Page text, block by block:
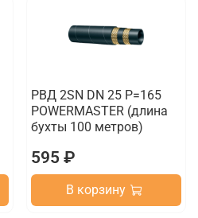
РВД 2SN DN 25 P=165
POWERMASTER (длина
бухты 100 метров)
595 ₽
В корзину